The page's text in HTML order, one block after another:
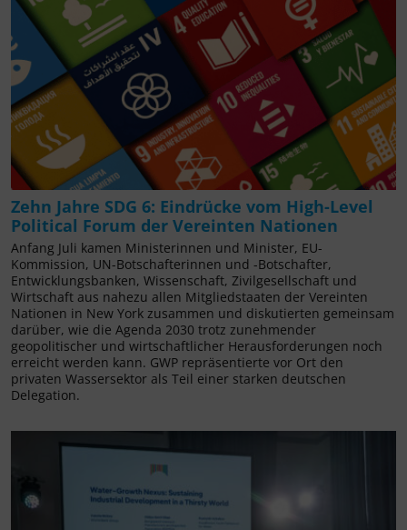
Zehn Jahre SDG 6: Eindrücke vom High-Level
Political Forum der Vereinten Nationen
Anfang Juli kamen Ministerinnen und Minister, EU-
Kommission, UN-Botschafterinnen und -Botschafter,
Entwicklungsbanken, Wissenschaft, Zivilgesellschaft und
Wirtschaft aus nahezu allen Mitgliedstaaten der Vereinten
Nationen in New York zusammen und diskutierten gemeinsam
darüber, wie die Agenda 2030 trotz zunehmender
geopolitischer und wirtschaftlicher Herausforderungen noch
erreicht werden kann. GWP repräsentierte vor Ort den
privaten Wassersektor als Teil einer starken deutschen
Delegation.